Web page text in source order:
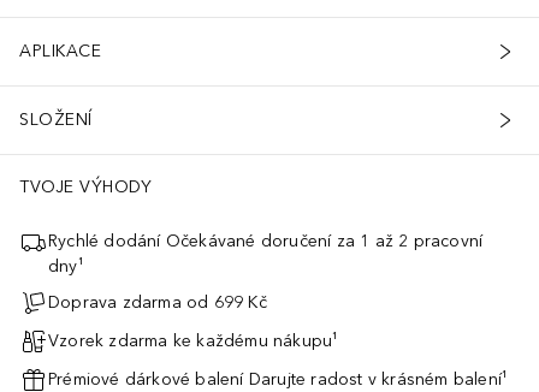
APLIKACE
SLOŽENÍ
TVOJE VÝHODY
Rychlé dodání Očekávané doručení za 1 až 2 pracovní
dny¹
Doprava zdarma od 699 Kč
Vzorek zdarma ke každému nákupu¹
Prémiové dárkové balení Darujte radost v krásném balení¹